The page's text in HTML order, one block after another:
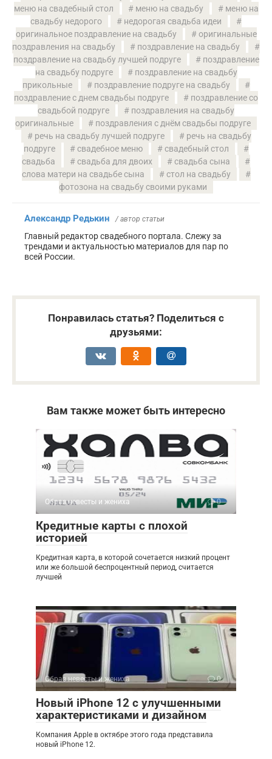
меню на свадебный стол
меню на свадьбу
меню на
свадьбу недорого
недорогая свадьба идеи
оригинальное поздравление на свадьбу
оригинальные
поздравления на свадьбу
поздравление на свадьбу
поздравление на свадьбу лучшей подруге
поздравление
на свадьбу подруге
поздравление на свадьбу
прикольные
поздравление подруге на свадьбу
поздравление с днем свадьбы подруге
поздравление со
свадьбой подруге
поздравления на свадьбу
оригинальные
поздравления с днём свадьбы подруге
речь на свадьбу лучшей подруге
речь на свадьбу
подруге
свадебное меню
свадебный стол
свадьба
свадьба для двоих
свадьба сына
слова матери на свадьбе сына
стол на свадьбу
фотозона на свадьбу своими руками
Александр Редькин / автор статьи
Главный редактор свадебного портала. Слежу за
трендами и актуальностью материалов для пар по
всей России.
Понравилась статья? Поделиться с
друзьями:
Вам также может быть интересно
Образ невесты и жениха 0
Кредитные карты с плохой
историей
Кредитная карта, в которой сочетается низкий процент
или же большой беспроцентный период, считается
лучшей
Образ невесты и жениха 0
Новый iPhone 12 с улучшенными
характеристиками и дизайном
Компания Apple в октябре этого года представила
новый iPhone 12.